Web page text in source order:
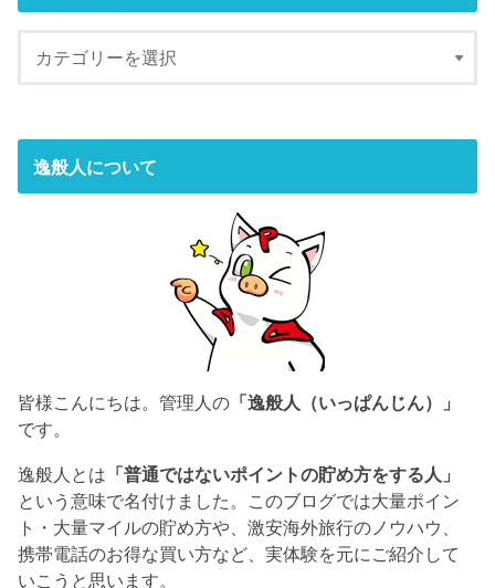
逸般人について
皆様こんにちは。管理人の 「逸般人（いっぱんじん）」
です。
逸般人とは 「普通ではないポイントの貯め方をする人」
という意味で名付けました。このブログでは大量ポイン
ト・大量マイルの貯め方や、激安海外旅行のノウハウ、
携帯電話のお得な買い方など、実体験を元にご紹介して
いこうと思います。